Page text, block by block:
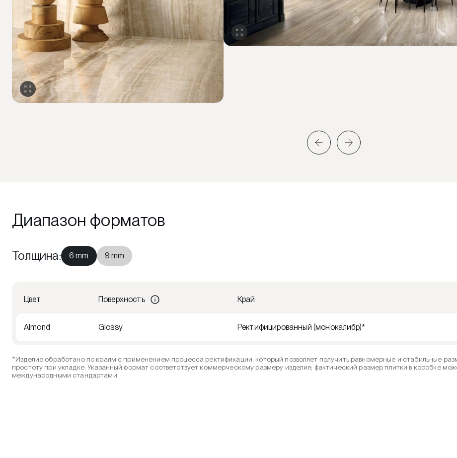
Диапазон форматов
Толщина: 6 mm 9 mm
Цвет Поверхность Край
Almond Glossy Ректифицированный (монокалибр)*
*Изделие обработано по краям с применением процесса ректификации, который позволяет получить равномерные и стабильные
простоту при укладке. Указанный формат соответствует коммерческому размеру изделия; фактический размер плитки в коробке
международными стандартами.